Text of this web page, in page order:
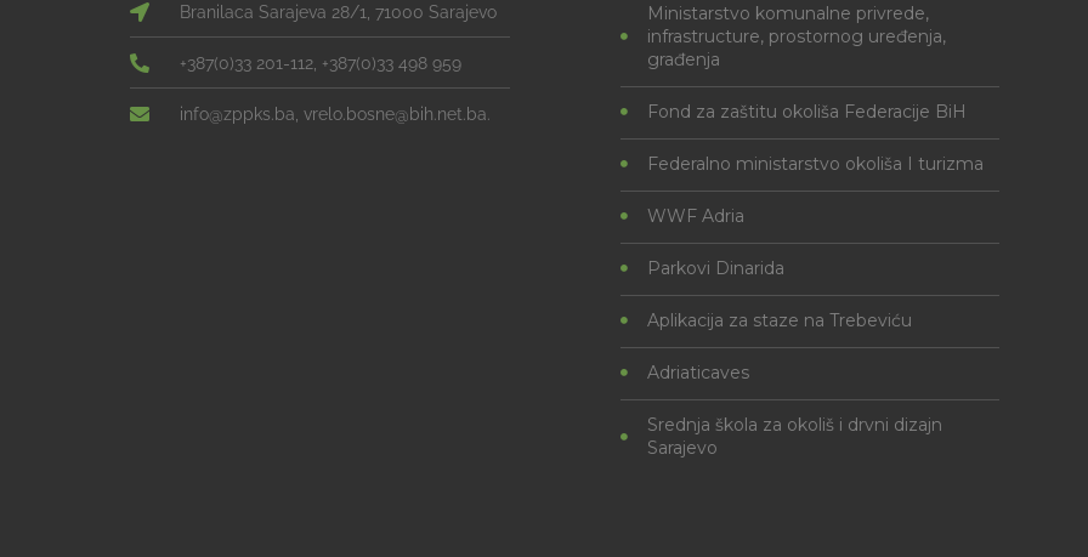
Branilaca Sarajeva 28/1, 71000 Sarajevo
+387(0)33 201-112, +387(0)33 498 959
info@zppks.ba, vrelo.bosne@bih.net.ba.
Ministarstvo komunalne privrede,
infrastructure, prostornog uređenja,
građenja
Fond za zaštitu okoliša Federacije BiH
Federalno ministarstvo okoliša I turizma
WWF Adria
Parkovi Dinarida
Aplikacija za staze na Trebeviću
Adriaticaves
Srednja škola za okoliš i drvni dizajn
Sarajevo